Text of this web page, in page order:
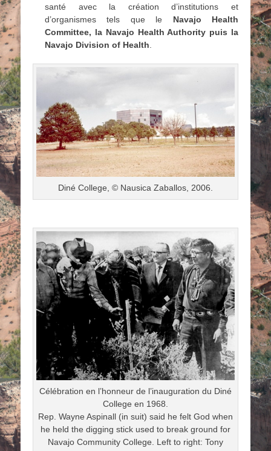
santé avec la création d’institutions et
d’organismes tels que le Navajo Health
Committee, la Navajo Health Authority puis la
Navajo Division of Health
Diné College, © Nausica Zaballos, 2006.
Célébration en l’honneur de l’inauguration du Diné
College en 1968.
Rep. Wayne Aspinall (in suit) said he felt God when
he held the digging stick used to break ground for
Navajo Community College. Left to right: Tony